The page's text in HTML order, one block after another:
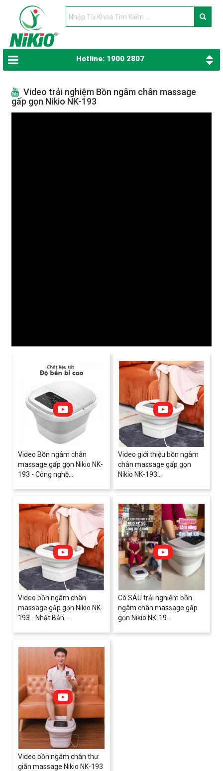
Hotline: 1900 2807
Video trải nghiệm Bồn ngâm chân massage
gấp gọn Nikio NK-193
Video Bồn ngâm chân
massage gấp gọn Nikio NK-
193 - Công nghệ...
Video giới thiệu bồn ngâm
chân massage gấp gọn
Nikio NK-193...
Video bồn ngâm chân
massage gấp gọn Nikio NK-
193 - Nhật Bản...
Cô SÁU trải nghiệm bồn
ngâm chân massage gấp
gọn Nikio NK-19...
Video bồn ngâm chân thư
giãn massage Nikio NK-193